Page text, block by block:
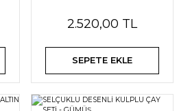
2.520,00 TL
SEPETE EKLE